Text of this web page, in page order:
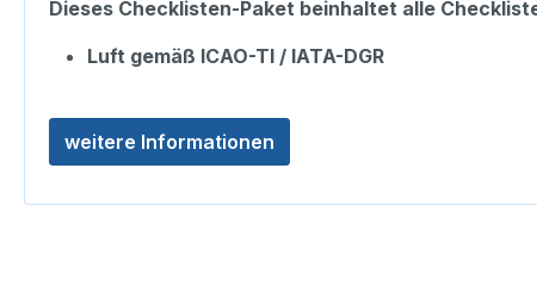
Dieses Checklisten-Paket beinhaltet alle
Luft gemäß ICAO-TI / IATA-DGR
weitere Informationen